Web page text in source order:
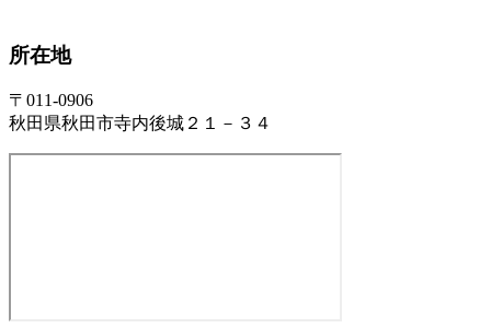
所在地
〒011-0906
秋田県秋田市寺内後城２１－３４